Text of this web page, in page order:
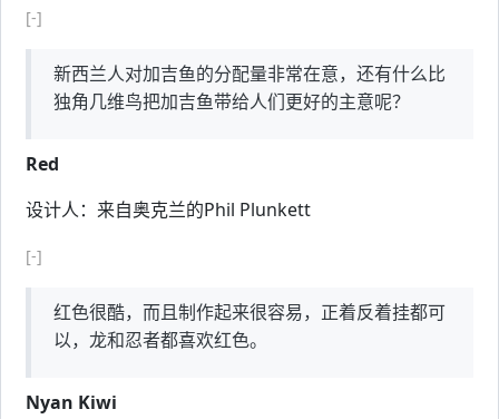
[-]
新西兰人对加吉鱼的分配量非常在意，还有什么比
独角几维鸟把加吉鱼带给人们更好的主意呢？
Red
设计人：来自奥克兰的Phil Plunkett
[-]
红色很酷，而且制作起来很容易，正着反着挂都可
以，龙和忍者都喜欢红色。
Nyan Kiwi